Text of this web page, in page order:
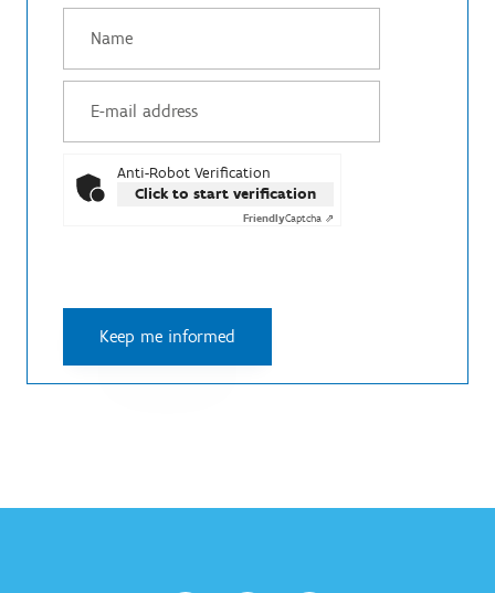
Anti-Robot Verification
Click to start verification
FriendlyCaptcha ⇗